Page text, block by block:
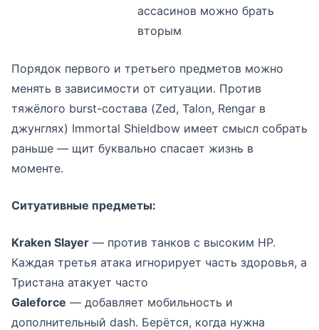
ассасинов можно брать
вторым
Порядок первого и третьего предметов можно
менять в зависимости от ситуации. Против
тяжёлого burst-состава (Zed, Talon, Rengar в
джунглях) Immortal Shieldbow имеет смысл собрать
раньше — щит буквально спасает жизнь в
моменте.
Ситуативные предметы:
Kraken Slayer — против танков с высоким HP.
Каждая третья атака игнорирует часть здоровья, а
Тристана атакует часто
Galeforce — добавляет мобильность и
дополнительный dash. Берётся, когда нужна